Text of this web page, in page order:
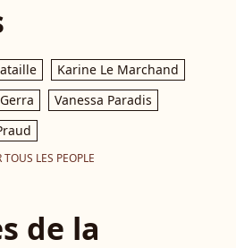
Karine Le Marchand
Vanessa Paradis
TOUS LES PEOPLE
de la